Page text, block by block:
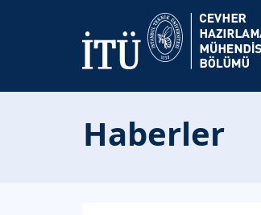
Haberler